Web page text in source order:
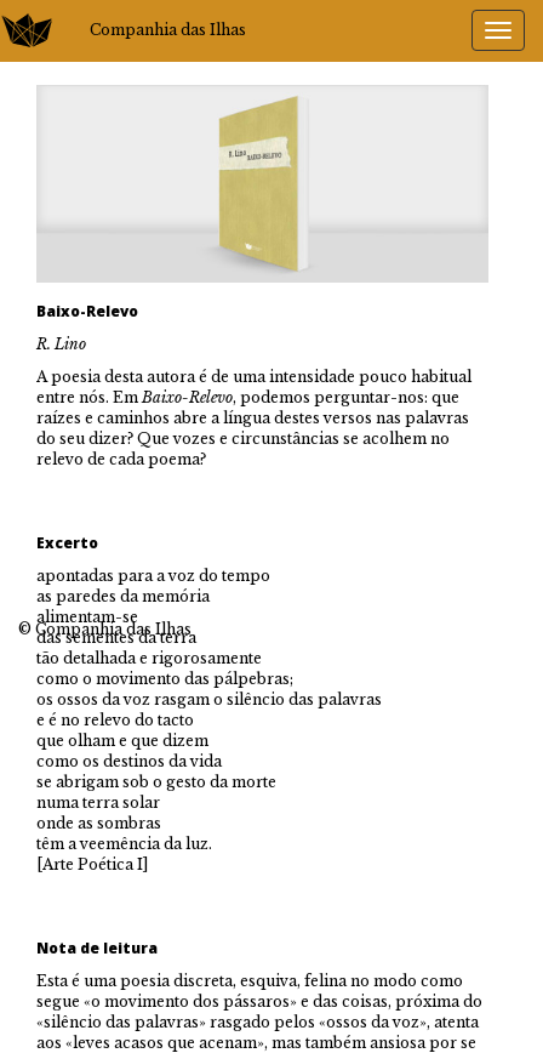
Companhia das Ilhas
Baixo-Relevo
R. Lino
A poesia desta autora é de uma intensidade pouco habitual
entre nós. EmBaixo-Relevo, podemos perguntar-nos: que
raízes e caminhos abre a língua destes versos nas palavras
do seu dizer? Que vozes e circunstâncias se acolhem no
relevo de cada poema?
Excerto
apontadas para a voz do tempo
as paredes da memória
alimentam-se
das sementes da terra
tão detalhada e rigorosamente
como o movimento das pálpebras;
os ossos da voz rasgam o silêncio das palavras
e é no relevo do tacto
que olham e que dizem
como os destinos da vida
se abrigam sob o gesto da morte
numa terra solar
onde as sombras
têm a veemência da luz.
[Arte Poética I]
Nota de leitura
Esta é uma poesia discreta, esquiva, felina no modo como
segue «o movimento dos pássaros» e das coisas, próxima do
«silêncio das palavras» rasgado pelos «ossos da voz», atenta
aos «leves acasos que acenam», mas também ansiosa por se
© Companhia das Ilhas